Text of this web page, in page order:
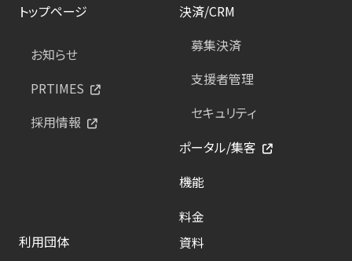
トップページ
お知らせ
PRTIMES
採用情報
決済/CRM
募集決済
支援者管理
セキュリティ
ポータル/集客
機能
料金
利用団体
資料